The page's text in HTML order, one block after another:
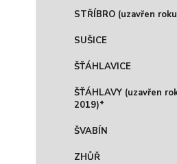
STŘÍBRO (uzavřen
SUŠICE
ŠŤÁHLAVICE
ŠŤÁHLAVY (uzavřen
2019)*
ŠVABÍN
ZHŮŘ